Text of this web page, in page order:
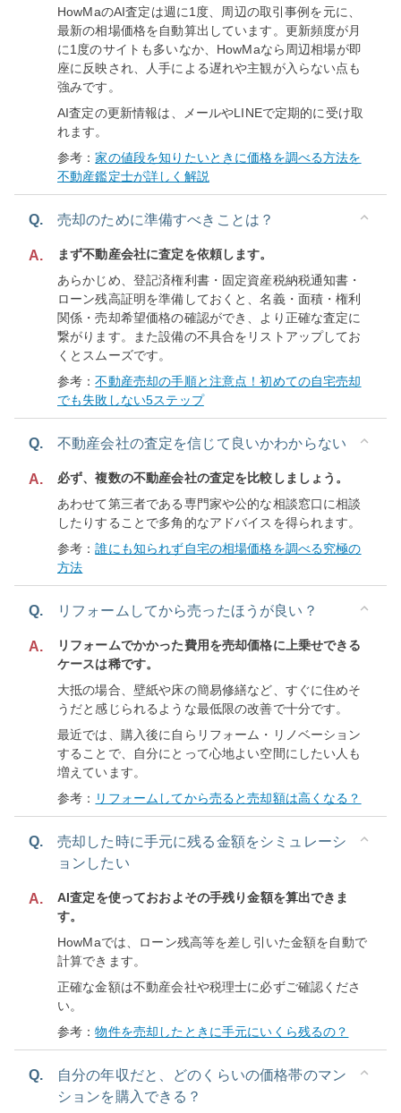
HowMaのAI査定は週に1度、周辺の取引事例を元に、
最新の相場価格を自動算出しています。更新頻度が月
に1度のサイトも多いなか、HowMaなら周辺相場が即
座に反映され、人手による遅れや主観が入らない点も
強みです。
AI査定の更新情報は、メールやLINEで定期的に受け取
れます。
参考：家の値段を知りたいときに価格を調べる方法を
不動産鑑定士が詳しく解説
Q. 売却のために準備すべきことは？
A.
まず不動産会社に査定を依頼します。
あらかじめ、登記済権利書・固定資産税納税通知書・
ローン残高証明を準備しておくと、名義・面積・権利
関係・売却希望価格の確認ができ、より正確な査定に
繋がります。また設備の不具合をリストアップしてお
くとスムーズです。
参考：不動産売却の手順と注意点！初めての自宅売却
でも失敗しない5ステップ
Q. 不動産会社の査定を信じて良いかわからない
A.
必ず、複数の不動産会社の査定を比較しましょう。
あわせて第三者である専門家や公的な相談窓口に相談
したりすることで多角的なアドバイスを得られます。
参考：誰にも知られず自宅の相場価格を調べる究極の
方法
Q. リフォームしてから売ったほうが良い？
A.
リフォームでかかった費用を売却価格に上乗せできる
ケースは稀です。
大抵の場合、壁紙や床の簡易修繕など、すぐに住めそ
うだと感じられるような最低限の改善で十分です。
最近では、購入後に自らリフォーム・リノベーション
することで、自分にとって心地よい空間にしたい人も
増えています。
参考： リフォームしてから売ると売却額は高くなる？
Q.
売却した時に手元に残る金額をシミュレーシ
ョンしたい
A.
AI査定を使っておおよその手残り金額を算出できま
す。
HowMaでは、ローン残高等を差し引いた金額を自動で
計算できます。
正確な金額は不動産会社や税理士に必ずご確認くださ
い。
参考：物件を売却したときに手元にいくら残るの？
Q.
自分の年収だと、どのくらいの価格帯のマン
ションを購入できる？